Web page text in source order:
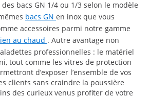
bacs GN 1/4 ou 1/3 selon le modèle
bacs GN en inox que vous
accessoires parmi notre gamme
au chaud . Autre avantage non
professionnelles : le matériel
tout comme les vitres de protection
d’exposer l’ensemble de vos
clients sans craindre la poussière
des curieux venus profiter de votre